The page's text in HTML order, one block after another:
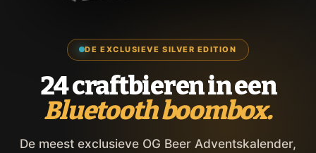
DE EXCLUSIEVE SILVER EDITION
24 craftbieren in een
Bluetooth boombox.
De meest exclusieve OG Beer Adventskalender,